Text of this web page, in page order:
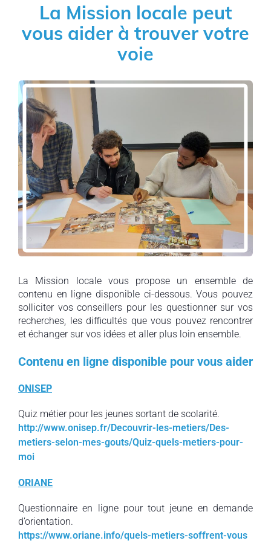
La Mission locale peut
vous aider à trouver votre
voie
La Mission locale vous propose un ensemble de
contenu en ligne disponible ci-dessous. Vous pouvez
solliciter vos conseillers pour les questionner sur vos
recherches, les difficultés que vous pouvez rencontrer
et échanger sur vos idées et aller plus loin ensemble.
Contenu en ligne disponible pour vous aider
ONISEP
Quiz métier pour les jeunes sortant de scolarité.
http://www.onisep.fr/Decouvrir-les-metiers/Des-
metiers-selon-mes-gouts/Quiz-quels-metiers-pour-
moi
ORIANE
Questionnaire en ligne pour tout jeune en demande
d’orientation.
https://www.oriane.info/quels-metiers-soffrent-vous